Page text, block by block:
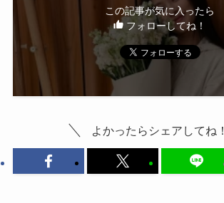
この記事が気に入ったら
フォローしてね！
よかったらシェアしてね！